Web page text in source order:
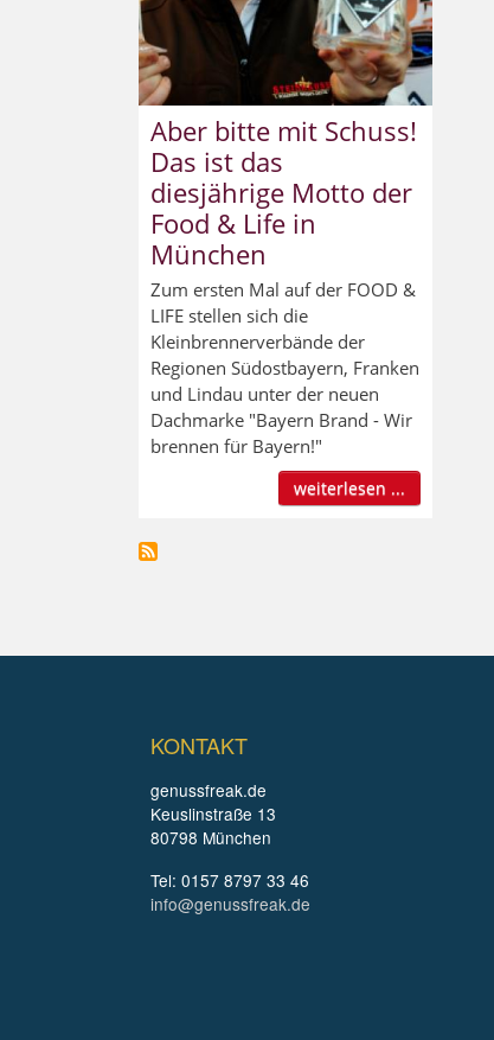
Aber bitte mit Schuss!
Das ist das
diesjährige Motto der
Food & Life in
München
Zum ersten Mal auf der FOOD &
LIFE stellen sich die
Kleinbrennerverbände der
Regionen Südostbayern, Franken
und Lindau unter der neuen
Dachmarke "Bayern Brand - Wir
brennen für Bayern!"
weiterlesen ...
KONTAKT
genussfreak.de
Keuslinstraße 13
80798 München
Tel: 0157 8797 33 46
info@genussfreak.de